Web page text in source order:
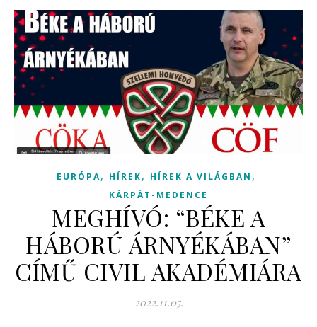
EURÓPA, HÍREK, HÍREK A VILÁGBAN ,
KÁRPÁT-MEDENCE
MEGHÍVÓ: “BÉKE A
HÁBORÚ ÁRNYÉKÁBAN”
CÍMŰ CIVIL AKADÉMIÁRA
2022.11.05.